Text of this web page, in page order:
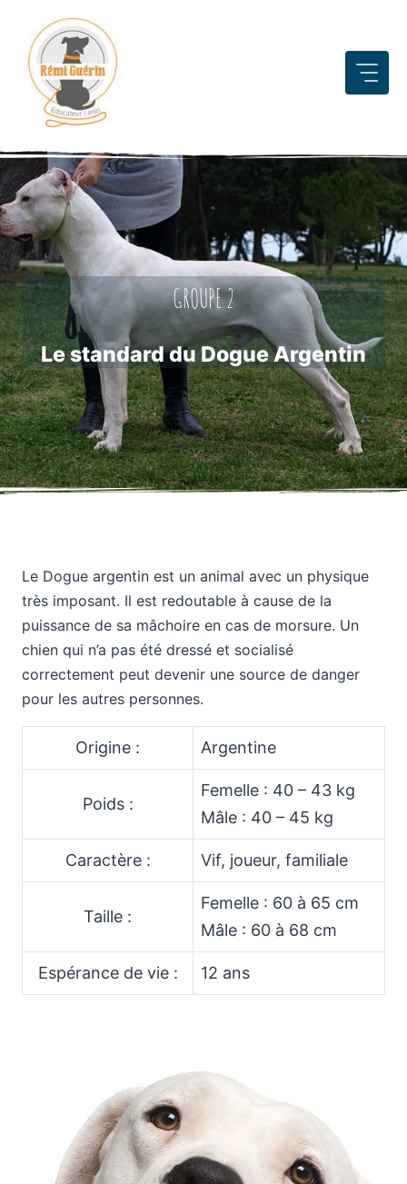
contenu
GROUPE 2
Le standard du Dogue Argentin
Le Dogue argentin est un animal avec un physique
très imposant. Il est redoutable à cause de la
puissance de sa mâchoire en cas de morsure. Un
chien qui n’a pas été dressé et socialisé
correctement peut devenir une source de danger
pour les autres personnes.
Origine : Argentine
Poids :
Femelle : 40 – 43 kg
Mâle : 40 – 45 kg
Caractère : Vif, joueur, familiale
Taille :
Femelle : 60 à 65 cm
Mâle : 60 à 68 cm
Espérance de vie : 12 ans